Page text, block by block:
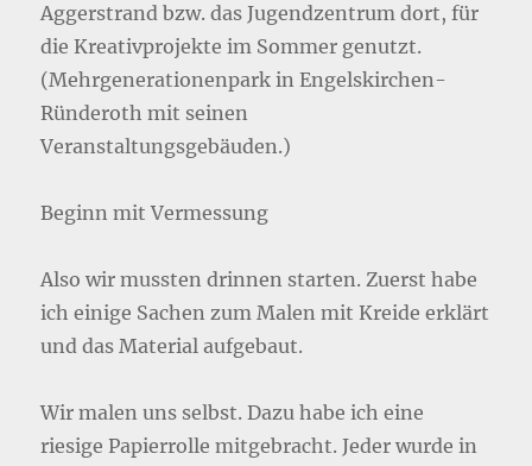
Aggerstrand bzw. das Jugendzentrum dort, für
die Kreativprojekte im Sommer genutzt.
(Mehrgenerationenpark in Engelskirchen-
Ründeroth mit seinen
Veranstaltungsgebäuden.)
Beginn mit Vermessung
Also wir mussten drinnen starten. Zuerst habe
ich einige Sachen zum Malen mit Kreide erklärt
und das Material aufgebaut.
Wir malen uns selbst. Dazu habe ich eine
riesige Papierrolle mitgebracht. Jeder wurde in